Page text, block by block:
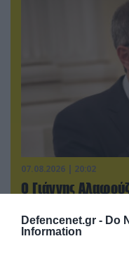
Defencenet.gr - Do
Information
07.08.2026 | 20:02
Ο Γιάννης
απομάκρυνσής του